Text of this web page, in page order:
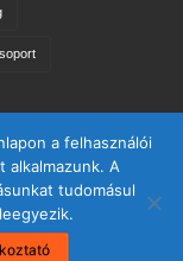
a felhasználói
alkalmazunk. A
tudomásul